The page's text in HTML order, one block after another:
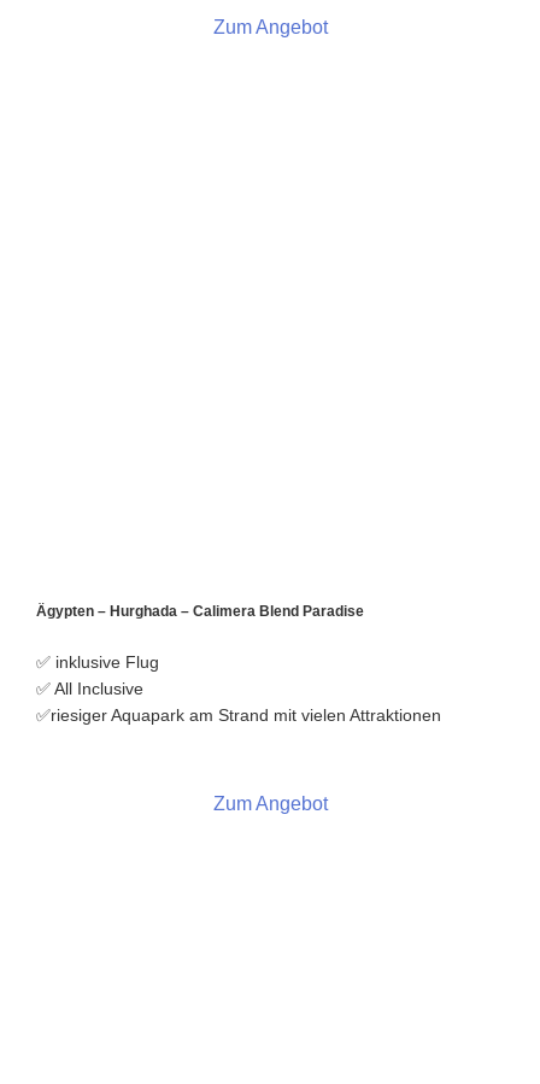
Zum Angebot
Ägypten – Hurghada – Calimera Blend Paradise
✅ inklusive Flug
✅ All Inclusive
✅riesiger Aquapark am Strand mit vielen Attraktionen
Zum Angebot